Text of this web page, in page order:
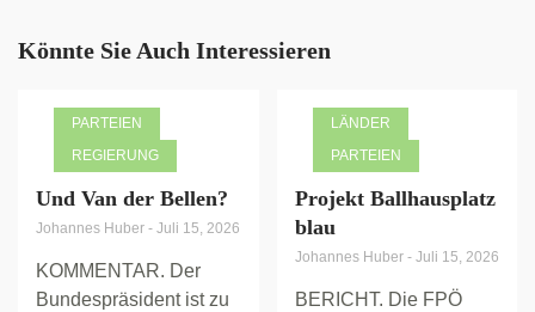
Könnte Sie Auch Interessieren
PARTEIEN
REGIERUNG
Und Van der Bellen?
Johannes Huber - Juli 15, 2026
KOMMENTAR. Der
Bundespräsident ist zu
LÄNDER
PARTEIEN
Projekt Ballhausplatz
blau
Johannes Huber - Juli 15, 2026
BERICHT. Die FPÖ